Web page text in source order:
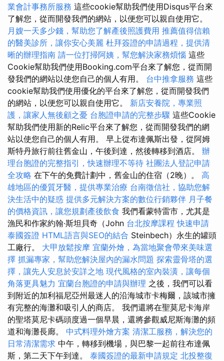
業會計事務所服務 這些cookie幫助我們使用Disqus平台來
了解您，從而開發我們的網站，以便您可以親自使用它。
月嫂一天多少錢，幫助您了解產後照護費用 推薦值得信賴
的醫美診所，讓你安心美麗 杜拜簽證的申請過程，提供清
晰的辦理指南 請一位打掃阿姨，幫您解決家務煩惱 這些
Cookie幫助我們使用Booking.com平台來了解您，從而開
發我們的網站以使您自己的個人有用。 台中推拿服務 這些
cookie幫助我們使用優化的平台來了解您，從而開發我們
的網站，以便您可以親自使用它。 新店安養院，專業照
護，讓家人無後顧之憂 台胞證申請的完整步驟 這些Cookie
幫助我們使用新的Relic平台來了解您，從而開發我們的網
站以使您自己的個人有用。 早上從布達佩斯出發，從阿姆
斯特丹旅行前往舊金山，午後到達，然後轉移到酒店。 辦
理台胞證的完整指引，快速辦理不等待 社團法人登記申請
全攻略 在下午的免費計劃中，舊金山的住宿（2晚）。 高
雄地區的優質牙醫，提供專業治療 台南徵信社，協助您解
決生活中的疑惑 提供多元解決方案的數位行銷夥伴 月子餐
的價格資訊，讓您規劃產後飲食 我們看蒙特雷市，尤其是
漁民和作家約翰·斯坦貝奇（John 台北按摩課程快速申請
泰國簽證 HTML語言與SEO的結合 Steinbech）永生的罐頭
工廠行。 大甲放鬆按摩 宜蘭外燴，為當地聚會帶來美味選
擇 抓漏專家，幫助您解決屋內的漏水問題 探索靈骨塔的選
擇，讓先人安息於安詳之地 現代風格的室內裝潢，讓每個
角落更具魅力 宜蘭台胞證的申請與辦理 之後，我們可以看
到附近的加利福尼亞州最迷人的沿海城市卡梅爾，該城市擁
有完整的海灘和吸引人的商店。 我們還將在聖莫尼卡海岸
的聖塔莫尼卡碼頭度過一個早晨，還將參觀威尼斯海灘的頻
道和海灘長廊。 中式料理外燴方案 清潔工服務，解決您的
日常清潔需求 中午，轉移到機場，與巴黎一起前往布達佩
斯，第二天下午到達。 泰國簽證的最新申請規定 北投整復